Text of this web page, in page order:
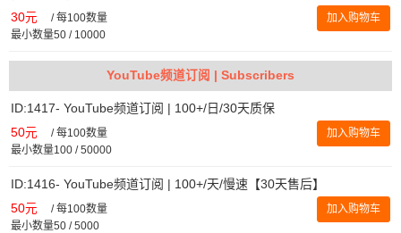
30元 /每100数量
最小数量50 / 10000
加入购物车
YouTube频道订阅 | Subscribers
ID:1417- YouTube频道订阅 | 100+/日/30天质保
50元 /每100数量
最小数量100 / 50000
加入购物车
ID:1416- YouTube频道订阅 | 100+/天/慢速【30天售后】
50元 /每100数量
最小数量50 / 5000
加入购物车